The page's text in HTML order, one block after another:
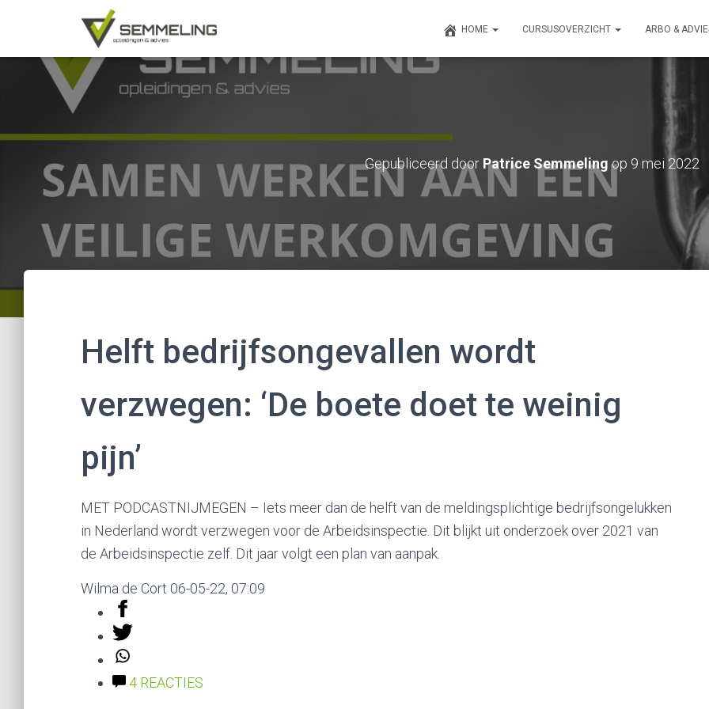
HOME CURSUSOVERZICHT ARBO &
Gepubliceerd door Patrice Semmelingop 9 mei 2022
Helft bedrijfsongevallen wordt
verzwegen: ‘De boete doet te weinig
pijn’
MET PODCASTNIJMEGEN – Iets meer dan de helft van de meldingsplichtige bedrijfsongelukken
in Nederland wordt verzwegen voor de Arbeidsinspectie. Dit blijkt uit onderzoek over 2021 van
de Arbeidsinspectie zelf. Dit jaar volgt een plan van aanpak.
Wilma de Cort 06-05-22, 07:09
4 REACTIES